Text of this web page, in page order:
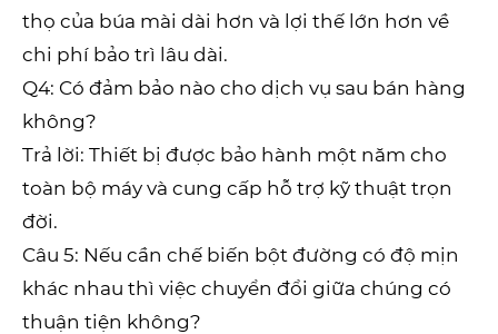
thọ của búa mài dài hơn và lợi thế lớn hơn về
chi phí bảo trì lâu dài.
Q4: Có đảm bảo nào cho dịch vụ sau bán hàng
không?
Trả lời: Thiết bị được bảo hành một năm cho
toàn bộ máy và cung cấp hỗ trợ kỹ thuật trọn
đời.
Câu 5: Nếu cần chế biến bột đường có độ mịn
khác nhau thì việc chuyển đổi giữa chúng có
thuận tiện không?